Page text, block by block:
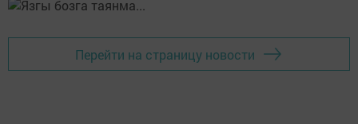
Перейти на страницу новости